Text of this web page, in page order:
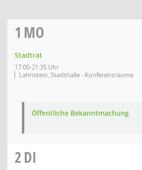
1 MO
Stadtrat
17:00-21:35 Uhr
Lahnstein, Stadthalle - Konferenzräume
Öffentliche Bekanntmachung
2DI